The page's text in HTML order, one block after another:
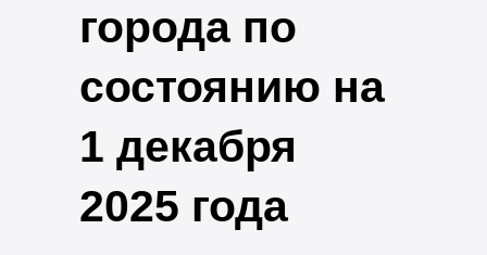
города по
состоянию на
1 декабря
2025 года